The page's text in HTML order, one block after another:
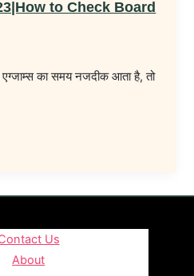
to Check Board
एग्जाम्स का समय नजदीक आता है, तो
Us
About